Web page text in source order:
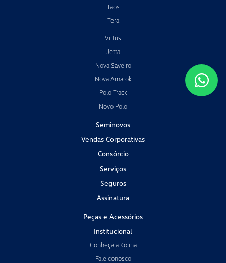
Taos
Tera
Virtus
Jetta
Nova Saveiro
Nova Amarok
Polo Track
Novo Polo
Seminovos
Vendas Corporativas
Consórcio
Serviços
Seguros
Assinatura
Peças e Acessórios
Institucional
Conheça a Kolina
Fale conosco